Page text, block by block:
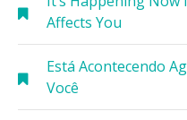
Affects You
Está Acontecendo
Você